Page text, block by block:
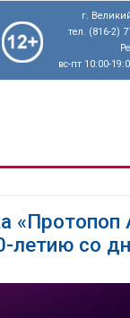
г.
тел. (816-2)
вс-пт 10:00-
летию со